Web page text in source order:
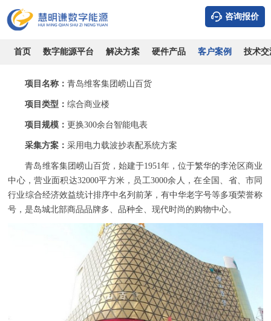
咨询报价
首页 数字能源平台 解决方案 硬件产品 客户案例 技术交
青岛崂山百货-采用电力载波抄表配系统项目案例
时间：2026-08-06 浏览：9404 作者：admin
项目名称：青岛维客集团崂山百货
项目类型：综合商业楼
项目规模： 更换300余台智能电表
采集方案：采用电力载波抄表配系统方案
青岛维客集团崂山百货，始建于1951年，位于繁华的李沧区商业
中心，营业面积达32000平方米，员工3000余人，在全国、省、市同
行业综合经济效益统计排序中名列前茅，有中华老字号等多项荣誉称
号，是岛城北部商品品牌多、品种全、现代时尚的购物中心。